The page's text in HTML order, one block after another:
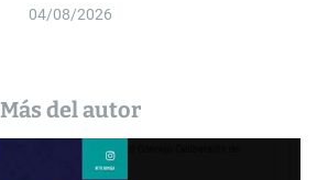
04/08/2026
Más del autor